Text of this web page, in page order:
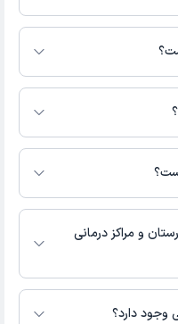
مرتبط با طب کار, عمومی
تغییر می‌کند.
مشاوره‌ای بیماران را ویزیت
در این صفحه ثبت نشده است.
و مراکز درمانی
وجود دارد؟